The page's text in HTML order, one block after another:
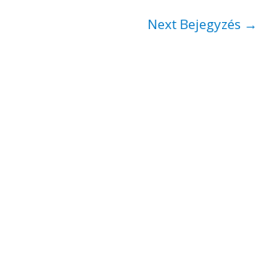
Next Bejegyzés →